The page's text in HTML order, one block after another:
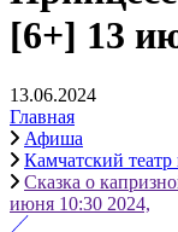
[6+] 13
13.06.2024
Главная
Афиша
Камчатский театр
Сказка о
июня 10:30 2024,